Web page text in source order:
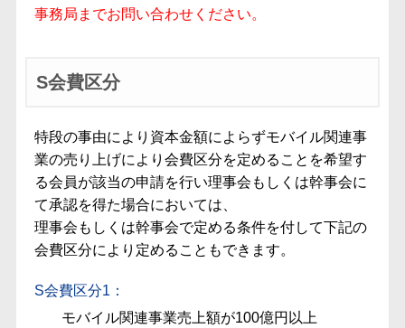
事務局までお問い合わせください。
S会費区分
特段の事由により資本金額によらずモバイル関連事
業の売り上げにより会費区分を定めることを希望す
る会員が該当の申請を行い理事会もしくは幹事会に
て承認を得た場合においては、
理事会もしくは幹事会で定める条件を付して下記の
会費区分により定めることもできます。
S会費区分1：
モバイル関連事業売上額が100億円以上